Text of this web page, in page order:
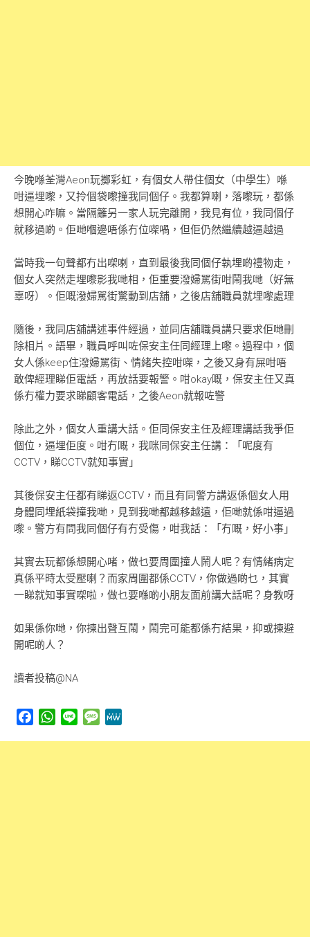
今晚喺荃灣Aeon玩擲彩虹，有個女人帶住個女（中學生）喺
咁逼埋嚟，又拎個袋嚟撞我同個仔。我都算喇，落嚟玩，都係
想開心咋嘛。當隔籬另一家人玩完離開，我見有位，我同個仔
就移過啲。佢哋嗰邊唔係冇位㗎喎，但佢仍然繼續越逼越過
當時我一句聲都冇出㗎喇，直到最後我同個仔執埋啲禮物走，
個女人突然走埋嚟影我哋相，佢重要潑婦駡街咁鬧我哋（好無
辜呀）。佢嘅潑婦駡街驚動到店舖，之後店舖職員就埋嚟處理
隨後，我同店舖講述事件經過，並同店舖職員講只要求佢哋刪
除相片。語畢，職員呼叫咗保安主任同經理上嚟。過程中，個
女人係keep住潑婦駡街、情緒失控咁㗎，之後又身有屎咁唔
敢俾經理睇佢電話，再放話要報警。咁okay嘅，保安主任又真
係冇權力要求睇顧客電話，之後Aeon就報咗警
除此之外，個女人重講大話。佢同保安主任及經理講話我爭佢
個位，逼埋佢度。咁冇嘅，我咪同保安主任講：「呢度有
CCTV，睇CCTV就知事實」
其後保安主任都有睇返CCTV，而且有同警方講返係個女人用
身體同埋紙袋撞我哋，見到我哋都越移越遠，佢哋就係咁逼過
嚟。警方有問我同個仔有冇受傷，咁我話：「冇嘅，好小事」
其實去玩都係想開心啫，做乜要周圍撞人鬧人呢？有情緒病定
真係平時太受壓喇？而家周圍都係CCTV，你做過啲乜，其實
一睇就知事實㗎啦，做乜要喺啲小朋友面前講大話呢？身教呀
如果係你哋，你揀出聲互鬧，鬧完可能都係冇結果，抑或揀避
開呢啲人？
讀者投稿@NA
FacebookWhatsApp
Line Message